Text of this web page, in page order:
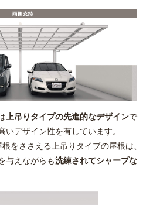
上吊りタイプの先進的なデザインで
デザイン性を有しています。
をささえる上吊りタイプの屋根は、
与えながらも洗練されてシャープな